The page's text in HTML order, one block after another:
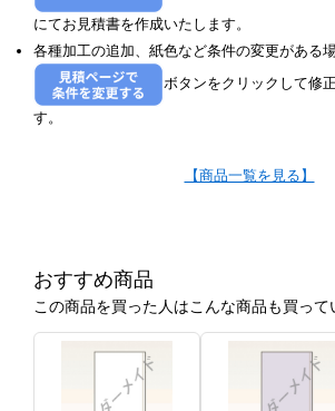
にてお見積書を作成いたします。
各種加工の追加、紙色など条件の変更がある場
ボタンをクリックして修
す。
【商品一覧を見る】
おすすめ商品
この商品を買った人はこんな商品も買って